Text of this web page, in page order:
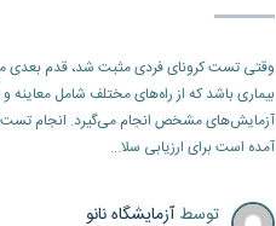
وقتی تست کرونای فردی مثبت شد، قدم بعدی
بیماری باشد که از راه‌های مختلف شامل معاینه و
آزمایش‌های مشخص انجام می‌گیرد. انجام
آمده است برای ارزیابی سلا...
توسط آزمایشگاه نانو